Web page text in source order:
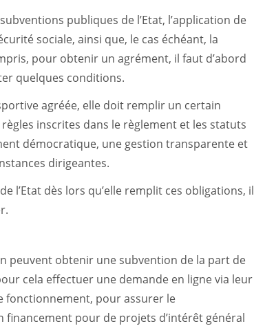
publiques de l’Etat, l’application de
sociale, ainsi que, le cas échéant, la
pour obtenir un agrément, il faut d’abord
quelques conditions.
agréée, elle doit remplir un certain
inscrites dans le règlement et les statuts
démocratique, une gestion transparente et
dirigeantes.
l’Etat dès lors qu’elle remplit ces obligations, il
peuvent obtenir une subvention de la part de
cela effectuer une demande en ligne via leur
fonctionnement, pour assurer le
pour de projets d’intérêt général